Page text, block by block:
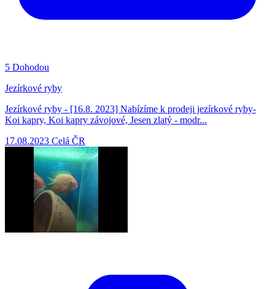
5 Dohodou
Jezírkové ryby
Jezírkové ryby - [16.8. 2023] Nabízíme k prodeji jezírkové ryby-
Koi kapry, Koi kapry závojové, Jesen zlatý - modr...
17.08.2023 Celá ČR